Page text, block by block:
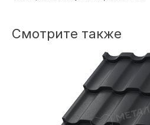
Смотрите также
Или напишите нам напрямую